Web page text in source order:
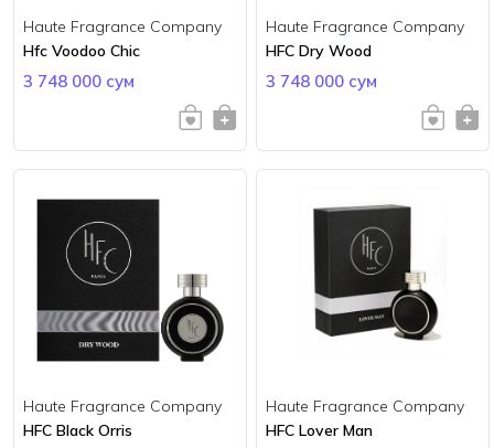
Haute Fragrance Company
Hfc Voodoo Chic
3 748 000 сум
Haute Fragrance Company
HFC Dry Wood
3 748 000 сум
Haute Fragrance Company
HFC Black Orris
Haute Fragrance Company
HFC Lover Man